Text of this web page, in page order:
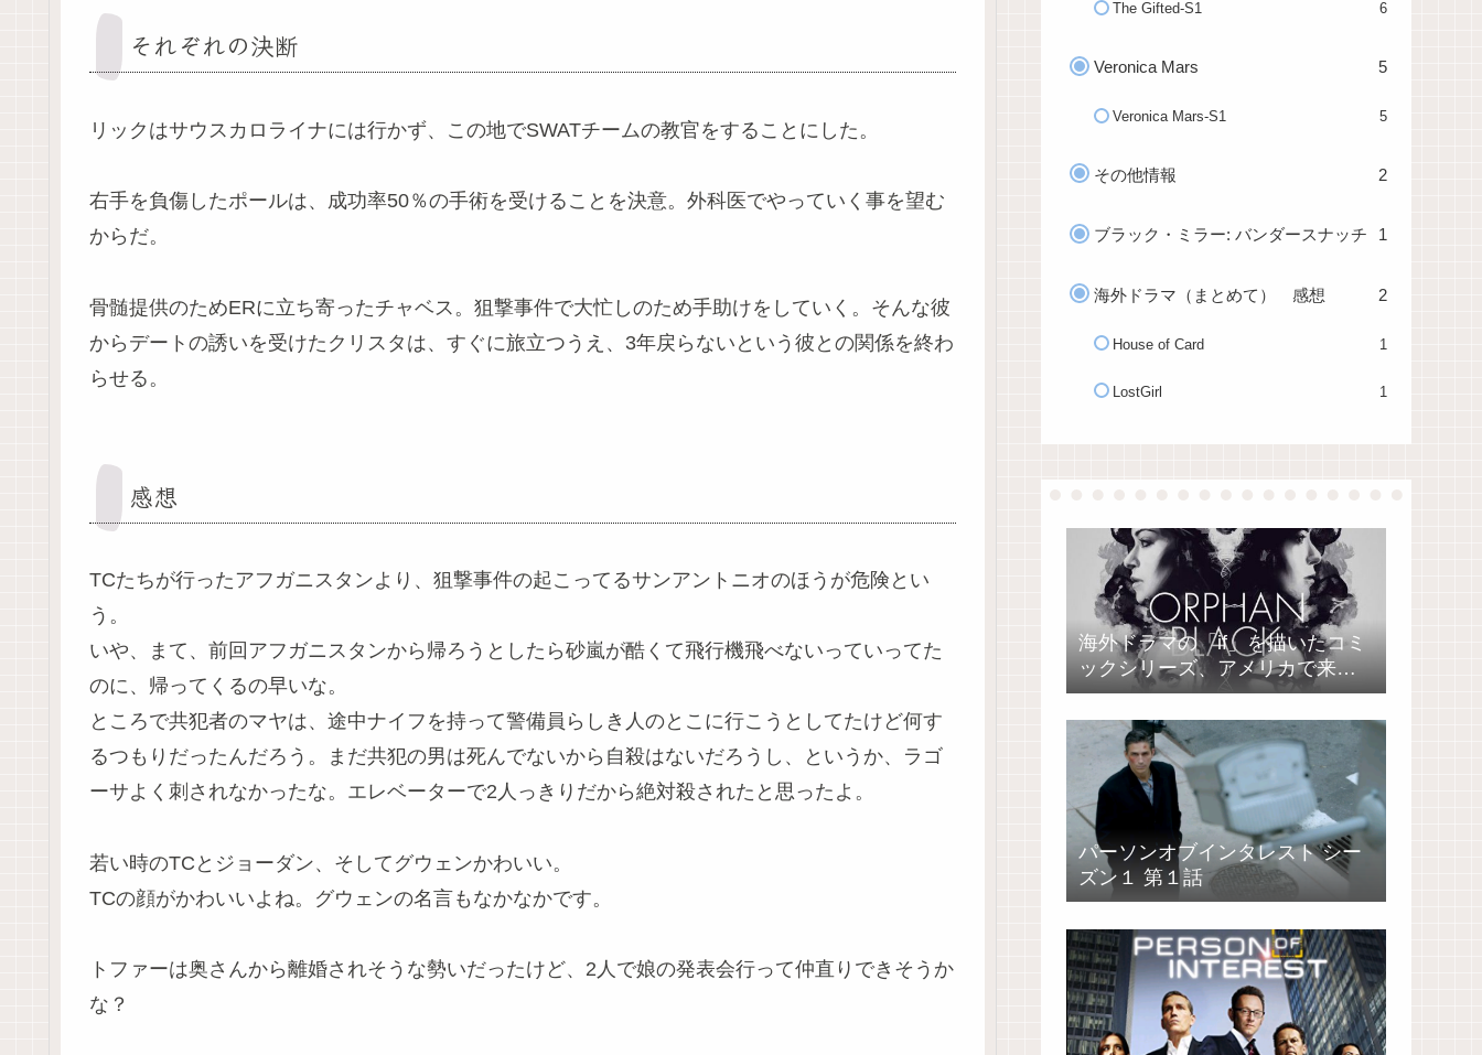
それぞれの決断
リックはサウスカロライナには行かず、この地でSWATチームの教官をすることにした。
右手を負傷したポールは、成功率50％の手術を受けることを決意。外科医でやっていく事を望む
からだ。
骨髄提供のためERに立ち寄ったチャベス。狙撃事件で大忙しのため手助けをしていく。そんな彼
からデートの誘いを受けたクリスタは、すぐに旅立つうえ、3年戻らないという彼との関係を終わ
らせる。
感想
TCたちが行ったアフガニスタンより、狙撃事件の起こってるサンアントニオのほうが危険とい
う。
いや、まて、前回アフガニスタンから帰ろうとしたら砂嵐が酷くて飛行機飛べないっていってた
のに、帰ってくるの早いな。
ところで共犯者のマヤは、途中ナイフを持って警備員らしき人のとこに行こうとしてたけど何す
るつもりだったんだろう。まだ共犯の男は死んでないから自殺はないだろうし、というか、ラゴ
ーサよく刺されなかったな。エレベーターで2人っきりだから絶対殺されたと思ったよ。
若い時のTCとジョーダン、そしてグウェンかわいい。
TCの顔がかわいいよね。グウェンの名言もなかなかです。
トファーは奥さんから離婚されそうな勢いだったけど、2人で娘の発表会行って仲直りできそうか
な？
The Gifted-S1 6
Veronica Mars 5
Veronica Mars-S1 5
その他情報 2
ブラック・ミラー: バンダースナッチ 1
海外ドラマ（まとめて） 感想 2
House of Card 1
LostGirl 1
海外ドラマの「if」を描いたコミ
ックシリーズ、アメリカで来春
発売
パーソンオブインタレスト シー
ズン１ 第１話